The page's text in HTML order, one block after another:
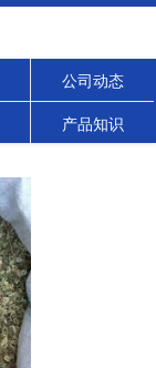
公司动态
产品知识